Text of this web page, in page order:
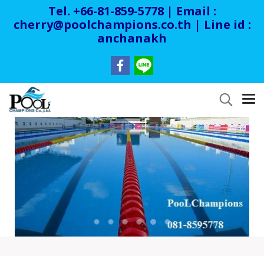
Tel. +66-81-859-5778 | Email :
cherry@poolchampions.co.th | Line id :
anchanakh